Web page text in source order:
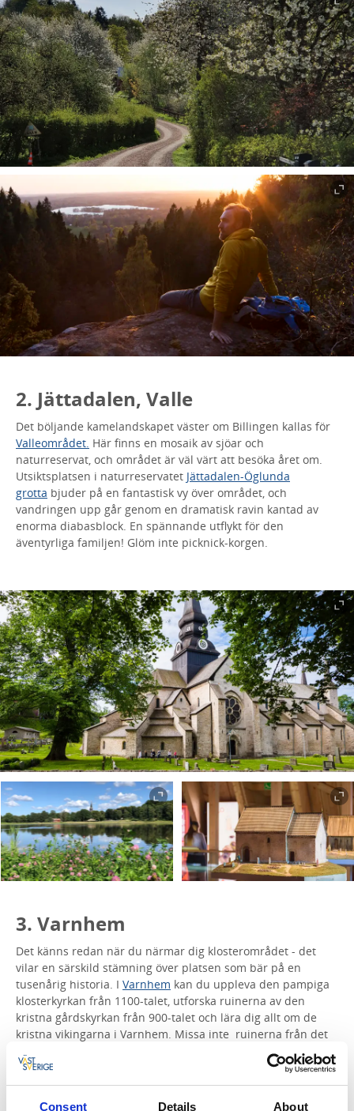
Consent Details About
2. Jättadalen, Valle
Det böljande kamelandskapet väster om Billingen kallas för
Valleområdet. Här finns en mosaik av sjöar och
naturreservat, och området är väl värt att besöka året om.
Utsiktsplatsen i naturreservatet Jättadalen-Öglunda
grotta bjuder på en fantastisk vy över området, och
vandringen upp går genom en dramatisk ravin kantad av
enorma diabasblock. En spännande utflykt för den
äventyrliga familjen! Glöm inte picknick-korgen.
3. Varnhem
Det känns redan när du närmar dig klosterområdet - det
vilar en särskild stämning över platsen som bär på en
tusenårig historia. I Varnhem kan du uppleva den pampiga
klosterkyrkan från 1100-talet, utforska ruinerna av den
kristna gårdskyrkan från 900-talet och lära dig allt om de
kristna vikingarna i Varnhem. Missa inte ruinerna från det
Cistercienserkloster som en gång låg här, med hjälp av
informationsskyltar kan du förnimma den aktivitet som
pågått på platsen. Vid entrén till Klosterområdet blommar
dessutom hundratals dahlior ända in på hösten tills frosten